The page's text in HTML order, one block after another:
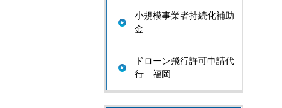
小規模事業者持続化補助
金
ドローン飛行許可申請代
行 福岡